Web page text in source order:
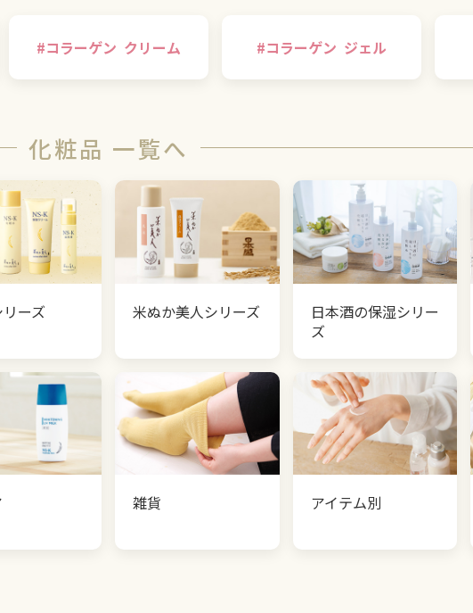
#コラーゲン クリーム #コラーゲン ジェル
化粧品 一覧へ
ーズ 米ぬか美人シリーズ
日本酒の保湿シリー
ズ
雑貨 アイテム別